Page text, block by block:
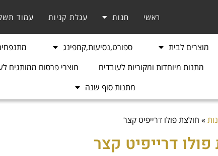
ראשי חנות עגלת קניות עמוד
מוצרים לבית ספורט,נסיעות,קמפינג
מתנות מיוחדות ומקוריות לעובדים מוצרי פרסום ממותגים
מתנות סוף שנה
» חולצת פולו דרייפיט קצר
דרייפיט קצר